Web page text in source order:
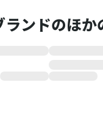
ランドのほか